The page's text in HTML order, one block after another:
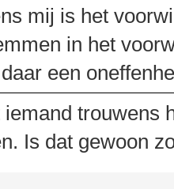
mij is het
in het
een
iemand trouwens
Is dat gewoon